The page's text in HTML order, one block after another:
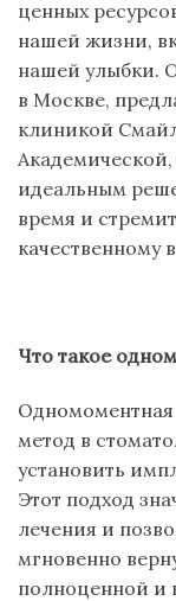
ценных
нашей жизни,
нашей улыбки.
в Москве,
клиникой
Академической,
идеальным
время и
качественному
Что такое о
метод в
установить
Этот подход
лечения и
мгновенно
полноценной и